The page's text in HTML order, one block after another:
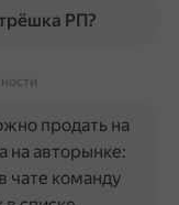
РП?
продать на
на авторынке:
чате команду